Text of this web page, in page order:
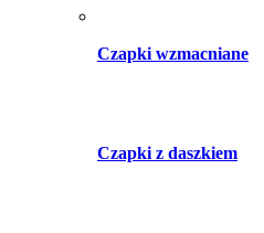
Czapki wzmacniane
Czapki z daszkiem